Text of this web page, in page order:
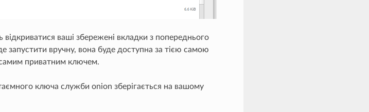
відкриватися ваші збережені вкладки з попереднього
запустити вручну, вона буде доступна за тією самою
приватним ключем.
ключа служби onion зберігається на вашому